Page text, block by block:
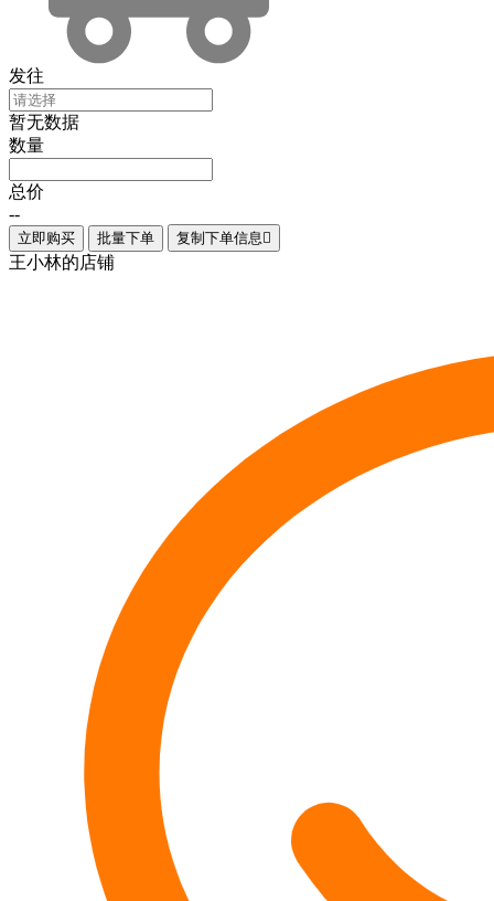
发往
暂无数据
数量
总价
--
立即购买 批量下单 复制下单信息 
王小林的店铺